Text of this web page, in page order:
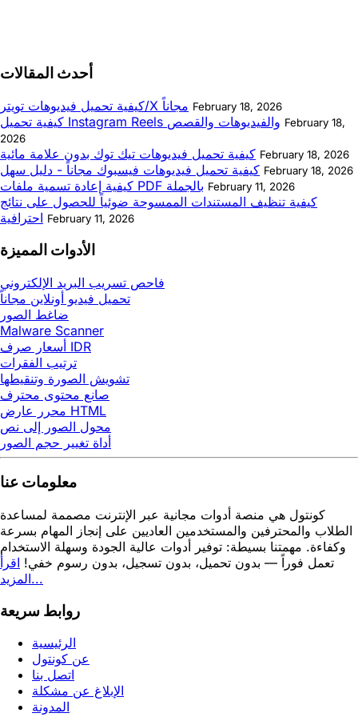
أحدث المقالات
كيفية تحميل فيديوهات تويتر/X مجاناً February 18, 2026
كيفية تحميل Instagram Reels والفيديوهات والقصص February 18,
2026
كيفية تحميل فيديوهات تيك توك بدون علامة مائية February 18, 2026
كيفية تحميل فيديوهات فيسبوك مجاناً - دليل سهل February 18, 2026
كيفية إعادة تسمية ملفات PDF بالجملة February 11, 2026
كيفية تنظيف المستندات الممسوحة ضوئياً للحصول على نتائج
احترافية February 11, 2026
الأدوات المميزة
فاحص تسريب البريد الإلكتروني
تحميل فيديو أونلاين مجاناً
ضاغط الصور
Malware Scanner
أسعار صرف IDR
ترتيب الفقرات
تشويش الصورة وتنقيطها
صانع محتوى محترف
محرر عارض HTML
محول الصور إلى نص
أداة تغيير حجم الصور
معلومات عنا
كونتول هي منصة أدوات مجانية عبر الإنترنت مصممة لمساعدة
الطلاب والمحترفين والمستخدمين العاديين على إنجاز المهام بسرعة
وكفاءة. مهمتنا بسيطة: توفير أدوات عالية الجودة وسهلة الاستخدام
تعمل فوراً — بدون تحميل، بدون تسجيل، بدون رسوم خفي! اقرأ
المزيد...
روابط سريعة
الرئيسية
عن كونتول
اتصل بنا
الإبلاغ عن مشكلة
المدونة